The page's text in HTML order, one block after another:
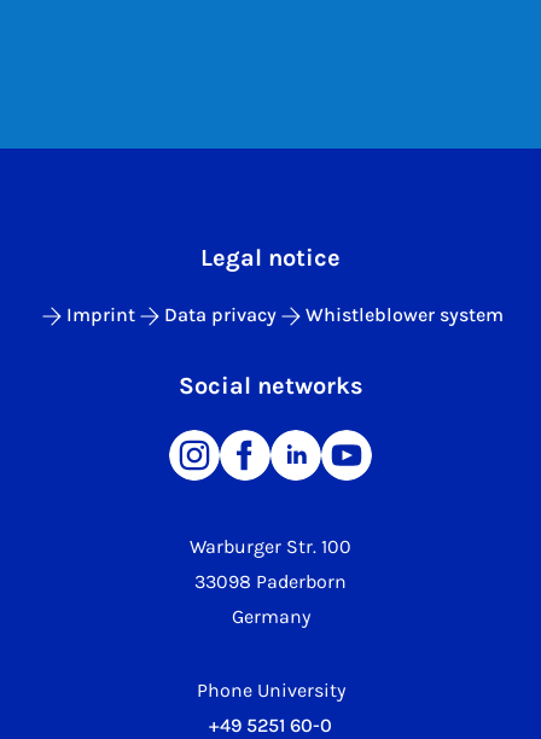
Warburger Str. 100
33098 Paderborn
Germany
Phone University
+49 5251 60-0
Legal notice
Imprint Data privacy Whistleblower system
Social networks